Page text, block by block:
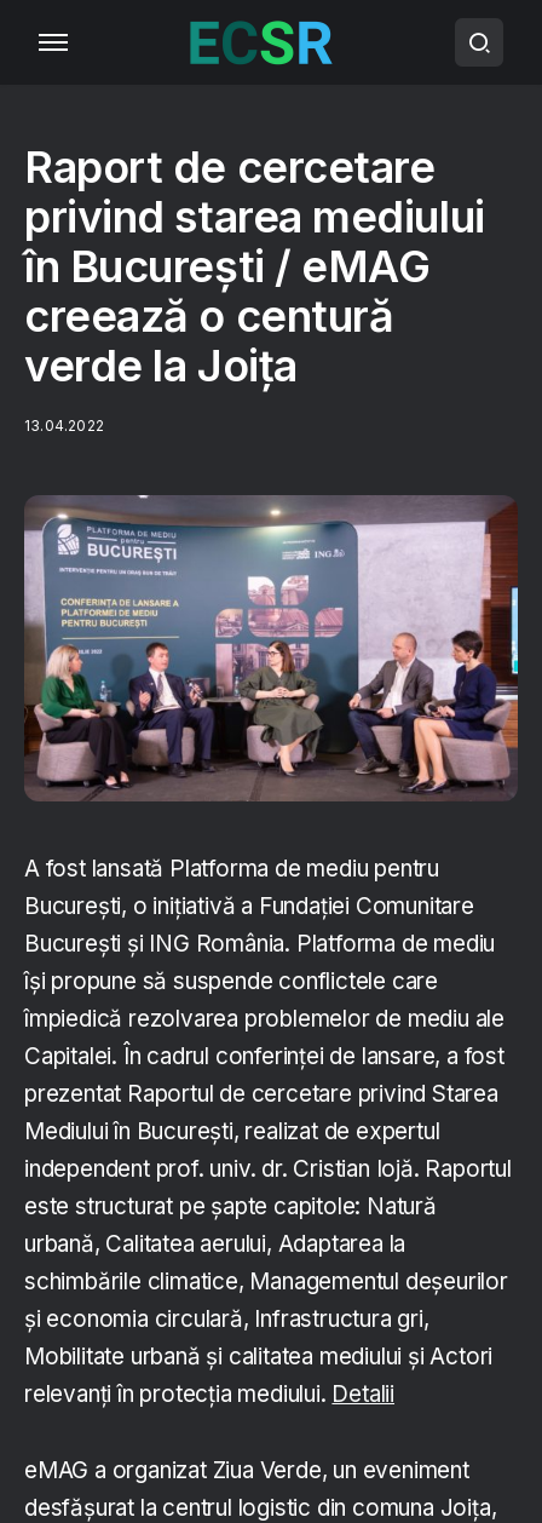
Raport de cercetare
privind starea mediului
în București / eMAG
creează o centură
verde la Joița
13.04.2022
A fost lansată Platforma de mediu pentru
București, o inițiativă a Fundației Comunitare
București și ING România. Platforma de mediu
își propune să suspende conflictele care
împiedică rezolvarea problemelor de mediu ale
Capitalei. În cadrul conferinței de lansare, a fost
prezentat Raportul de cercetare privind Starea
Mediului în București, realizat de expertul
independent prof. univ. dr. Cristian Iojă. Raportul
este structurat pe șapte capitole: Natură
urbană, Calitatea aerului, Adaptarea la
schimbările climatice, Managementul deșeurilor
și economia circulară, Infrastructura gri,
Mobilitate urbană și calitatea mediului și Actori
relevanți în protecția mediului. Detalii
eMAG a organizat Ziua Verde, un eveniment
desfășurat la centrul logistic din comuna Joița,